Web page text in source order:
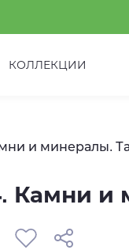
КОЛЛЕКЦИИ
и минералы.
Камни и